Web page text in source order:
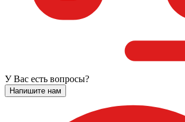
У Вас есть вопросы?
Напишите нам